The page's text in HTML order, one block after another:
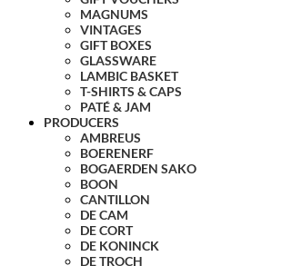
MAGNUMS
VINTAGES
GIFT BOXES
GLASSWARE
LAMBIC BASKET
T-SHIRTS & CAPS
PATÉ & JAM
PRODUCERS
AMBREUS
BOERENERF
BOGAERDEN SAKO
BOON
CANTILLON
DE CAM
DE CORT
DE KONINCK
DE TROCH